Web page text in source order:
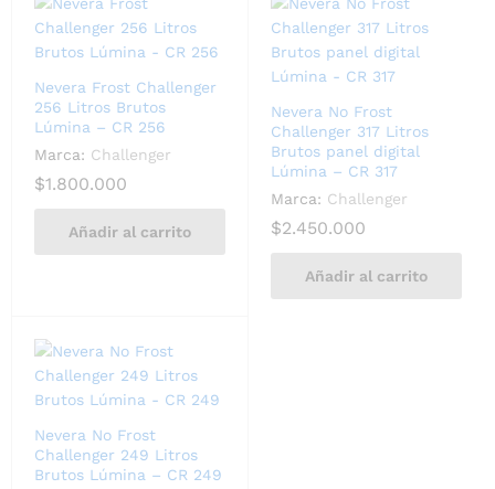
Nevera Frost Challenger
256 Litros Brutos
Lúmina – CR 256
Marca: Challenger
$1.800.000
Añadir al carrito
Nevera No Frost
Challenger 317 Litros
Brutos panel digital
Lúmina – CR 317
Marca: Challenger
$2.450.000
Añadir al carrito
Nevera No Frost
Challenger 249 Litros
Brutos Lúmina – CR 249